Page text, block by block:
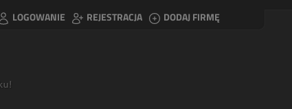
LOGOWANIE REJESTRACJA DODAJ FIRMĘ